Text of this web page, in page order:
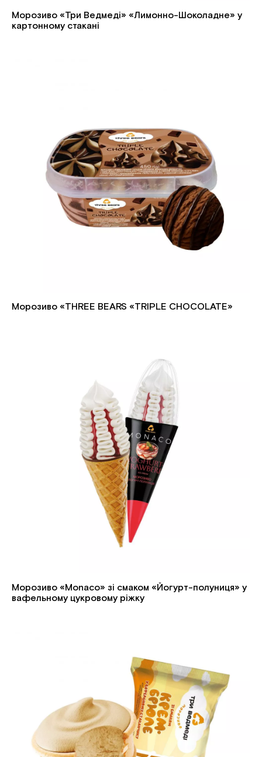
Морозиво «Три Ведмеді» «Лимонно-Шоколадне» у
картонному стакані
Морозиво «THREE BEARS «TRIPLE CHOCOLATE»
Морозиво «Monaco» зі смаком «Йогурт-полуниця» у
вафельному цукровому ріжку